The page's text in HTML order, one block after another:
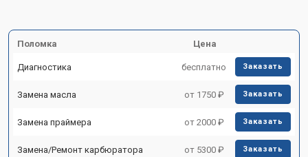
Поломка Цена
Диагностика бесплатно Заказать
Замена масла от 1750 ₽ Заказать
Замена праймера от 2000 ₽ Заказать
Замена/Pемонт карбюратора от 5300 ₽ Заказать